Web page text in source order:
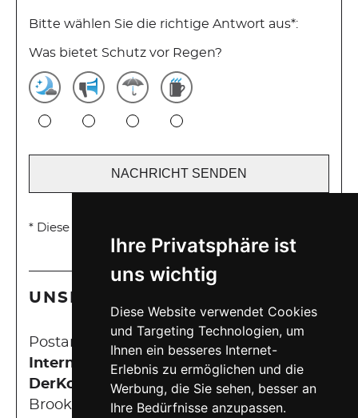
Ihre Privatsphäre ist
uns wichtig
Diese Website verwendet Cookies
und Targeting Technologien, um
Ihnen ein besseres Internet-
Erlebnis zu ermöglichen und die
Werbung, die Sie sehen, besser an
Ihre Bedürfnisse anzupassen.
Bitte wählen Sie die richtige Antwort aus*:
Was bietet Schutz vor Regen?
* Diese Angaben sind Pflichtfelder
UNSERE KONTAKTDATEN
Postanschrift:
Internetagentur Hamburg |
DerKonfigurator
Brooktorkai 5, 3. Boden | 20457 Hamburg